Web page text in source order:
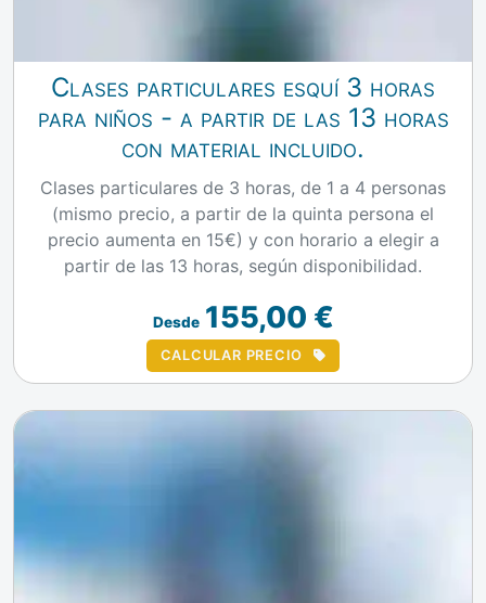
Clases particulares esquí 3 horas
para niños - a partir de las 13 horas
con material incluido.
Clases particulares de 3 horas, de 1 a 4 personas
(mismo precio, a partir de la quinta persona el
precio aumenta en 15€) y con horario a elegir a
partir de las 13 horas, según disponibilidad.
Desde 155,00 €
CALCULAR PRECIO